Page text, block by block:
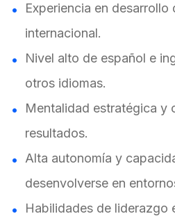
Experiencia en desarrollo
internacional.
Nivel alto de español e
otros idiomas.
Mentalidad estratégica y
resultados.
Alta autonomía y
desenvolverse en
Habilidades de liderazgo